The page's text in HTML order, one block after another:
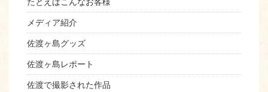
たとえばこんなお客様
メディア紹介
佐渡ヶ島グッズ
佐渡ヶ島レポート
佐渡で撮影された作品